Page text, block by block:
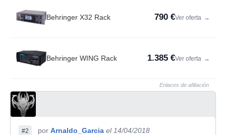
Behringer X32 Rack 790 €Ver oferta →
Behringer WING Rack 1.385 €Ver oferta →
Enlaces de afiliación
#2 por Arnaldo_Garcia el 14/04/2018